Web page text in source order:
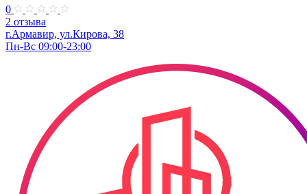
0
2 отзыва
г.Армавир, ул.Кирова, 38
Пн-Вс 09:00-23:00